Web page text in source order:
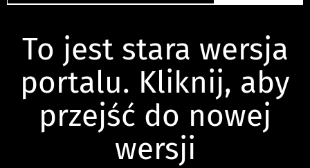
To jest stara wersja
portalu. Kliknij, aby
przejść do nowej
wersji